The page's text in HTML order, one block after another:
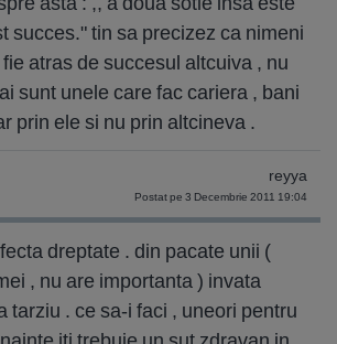
succes." tin sa precizez ca nimeni
atras de succesul altcuiva , nu
sunt unele care fac cariera , bani
prin ele si nu prin altcineva .
reyya
Postat pe 3 Decembrie 2011 19:04
dreptate . din pacate unii (
, nu are importanta ) invata
tarziu . ce sa-i faci , uneori pentru